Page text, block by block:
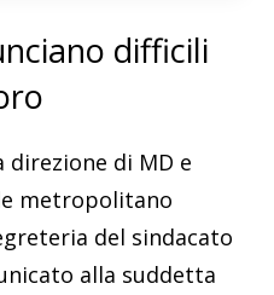
difficili
direzione di MD e
metropolitano
del sindacato
alla suddetta